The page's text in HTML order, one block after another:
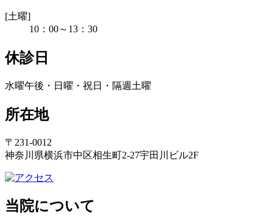
[土曜]
10：00～13：30
休診日
水曜午後・日曜・祝日・隔週土曜
所在地
〒231-0012
神奈川県横浜市中区相生町2-27宇田川ビル2F
当院について